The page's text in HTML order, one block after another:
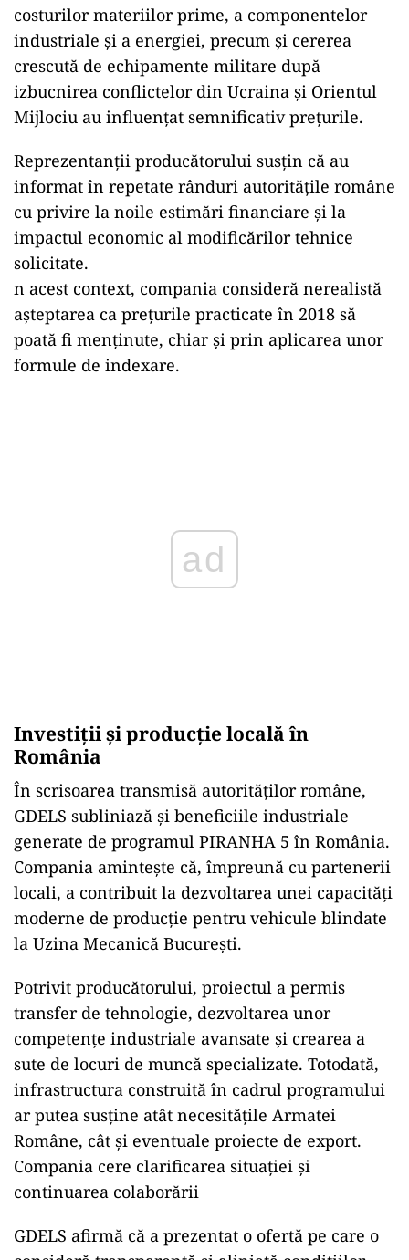
costurilor materiilor prime, a componentelor
industriale și a energiei, precum și cererea
crescută de echipamente militare după
izbucnirea conflictelor din Ucraina și Orientul
Mijlociu au influențat semnificativ prețurile.
Reprezentanții producătorului susțin că au
informat în repetate rânduri autoritățile române
cu privire la noile estimări financiare și la
impactul economic al modificărilor tehnice
solicitate.
n acest context, compania consideră nerealistă
așteptarea ca prețurile practicate în 2018 să
poată fi menținute, chiar și prin aplicarea unor
formule de indexare.
ad
Investiții și producție locală în
România
În scrisoarea transmisă autorităților române,
GDELS subliniază și beneficiile industriale
generate de programul PIRANHA 5 în România.
Compania amintește că, împreună cu partenerii
locali, a contribuit la dezvoltarea unei capacități
moderne de producție pentru vehicule blindate
la Uzina Mecanică București.
Potrivit producătorului, proiectul a permis
transfer de tehnologie, dezvoltarea unor
competențe industriale avansate și crearea a
sute de locuri de muncă specializate. Totodată,
infrastructura construită în cadrul programului
ar putea susține atât necesitățile Armatei
Române, cât și eventuale proiecte de export.
Compania cere clarificarea situației și
continuarea colaborării
GDELS afirmă că a prezentat o ofertă pe care o